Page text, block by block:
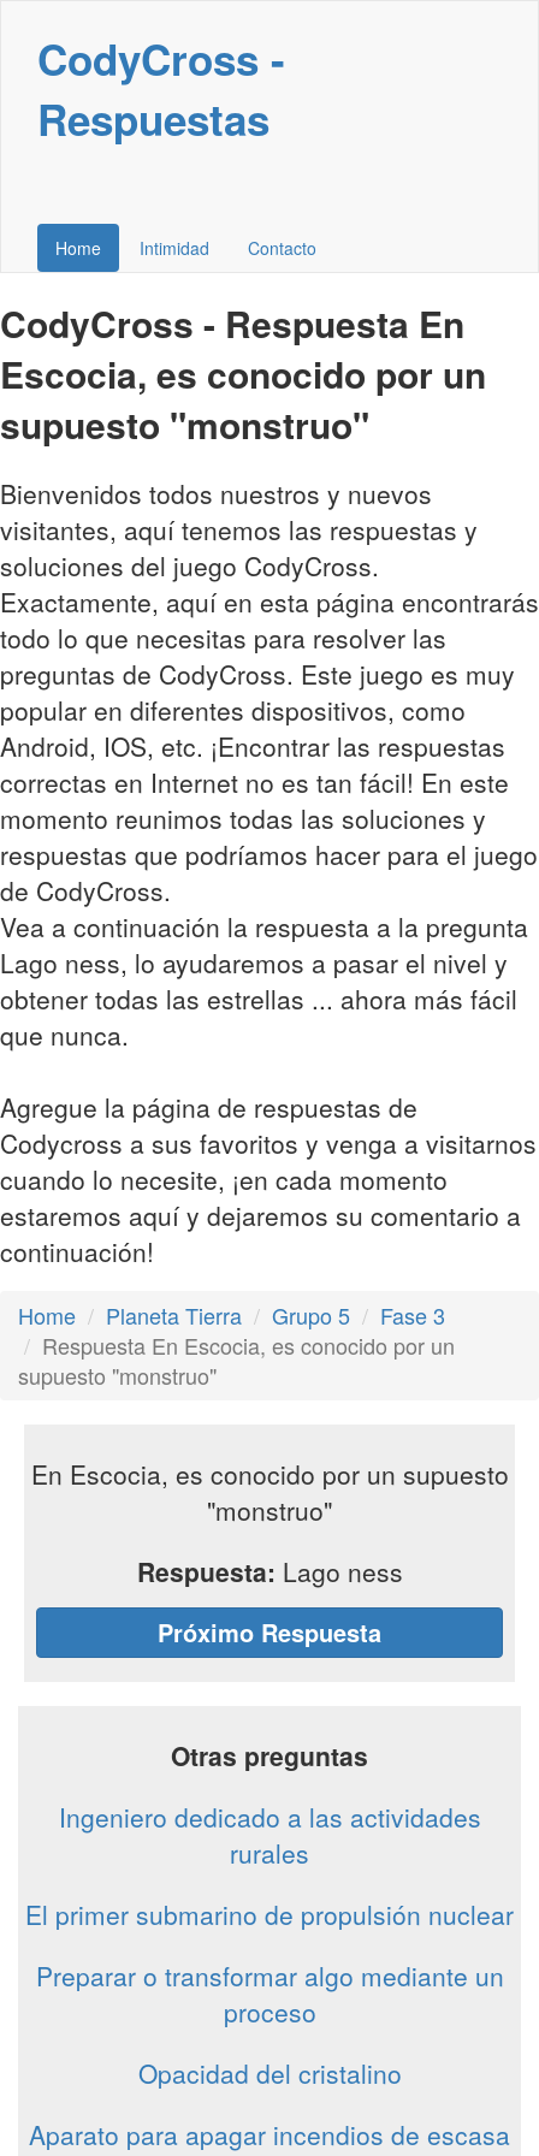
CodyCross -
Respuestas
Home Intimidad Contacto
CodyCross - Respuesta En
Escocia, es conocido por un
supuesto "monstruo"
Bienvenidos todos nuestros y nuevos
visitantes, aquí tenemos las respuestas y
soluciones del juego CodyCross.
Exactamente, aquí en esta página encontrarás
todo lo que necesitas para resolver las
preguntas de CodyCross. Este juego es muy
popular en diferentes dispositivos, como
Android, IOS, etc. ¡Encontrar las respuestas
correctas en Internet no es tan fácil! En este
momento reunimos todas las soluciones y
respuestas que podríamos hacer para el juego
de CodyCross.
Vea a continuación la respuesta a la pregunta
Lago ness, lo ayudaremos a pasar el nivel y
obtener todas las estrellas ... ahora más fácil
que nunca.
Agregue la página de respuestas de
Codycross a sus favoritos y venga a visitarnos
cuando lo necesite, ¡en cada momento
estaremos aquí y dejaremos su comentario a
continuación!
Home Planeta Tierra Grupo 5
Fase 3
Respuesta En Escocia, es conocido por un
supuesto "monstruo"
En Escocia, es conocido por un supuesto
"monstruo"
Respuesta: Lago ness
Próximo Respuesta
Otras preguntas
Ingeniero dedicado a las actividades
rurales
El primer submarino de propulsión nuclear
Preparar o transformar algo mediante un
proceso
Opacidad del cristalino
Aparato para apagar incendios de escasa